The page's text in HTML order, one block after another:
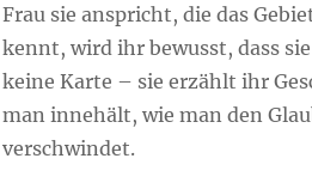
Frau sie anspricht, die das
kennt, wird ihr bewusst, dass
keine Karte – sie erzählt ihr
man innehält, wie man den
verschwindet.